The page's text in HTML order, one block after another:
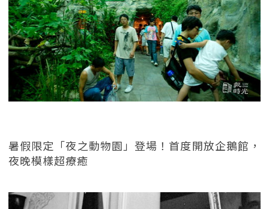
暑假限定「夜之動物園」登場！首度開放企鵝館，
夜晚模樣超療癒